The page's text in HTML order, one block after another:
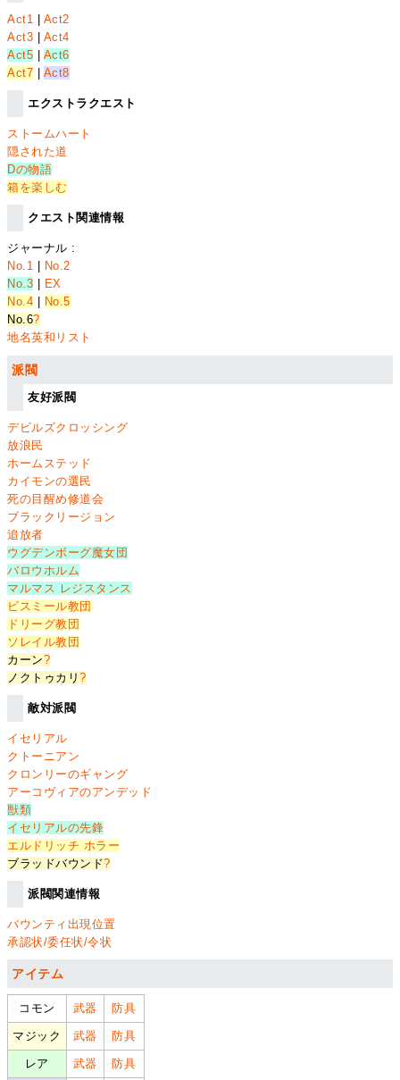
Act1
Act2
Act3
Act4
Act5
Act6
Act7
Act8
エクストラクエスト
ストームハート
隠された道
Dの物語
箱を楽しむ
クエスト関連情報
ジャーナル :
No.1
No.2
No.3
EX
No.4
No.5
No.6?
地名英和リスト
派閥
友好派閥
デビルズクロッシング
放浪民
ホームステッド
カイモンの選民
死の目醒め修道会
ブラックリージョン
追放者
ウグデンボーグ魔女団
バロウホルム
マルマス レジスタンス
ビスミール教団
ドリーグ教団
ソレイル教団
カーン?
ノクトゥカリ?
敵対派閥
イセリアル
クトーニアン
クロンリーのギャング
アーコヴィアのアンデッド
獣類
イセリアルの先鋒
エルドリッチ ホラー
ブラッドバウンド?
派閥関連情報
バウンティ出現位置
承認状/委任状/令状
アイテム
コモン 武器 防具
マジック 武器 防具
レア 武器 防具